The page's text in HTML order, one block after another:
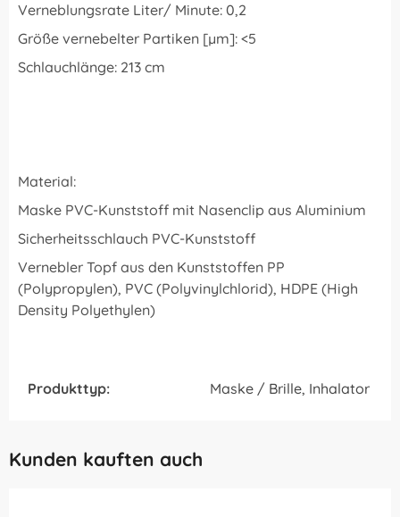
Verneblungsrate Liter/ Minute: 0,2
Größe vernebelter Partiken [µm]: <5
Schlauchlänge: 213 cm
Material:
Maske PVC-Kunststoff mit Nasenclip aus Aluminium
Sicherheitsschlauch PVC-Kunststoff
Vernebler Topf aus den Kunststoffen PP
(Polypropylen), PVC (Polyvinylchlorid), HDPE (High
Density Polyethylen)
Produkttyp: Maske / Brille, Inhalator
Kunden kauften auch